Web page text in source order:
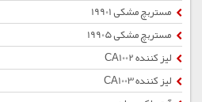
مستربچ مشکی 19901
مستربچ مشکی 19905
لیز کننده CA1002
لیز کننده CA1003